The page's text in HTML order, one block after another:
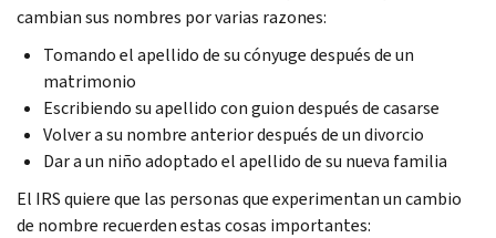
cambian sus nombres por varias razones:
Tomando el apellido de su cónyuge después de un
matrimonio
Escribiendo su apellido con guion después de casarse
Volver a su nombre anterior después de un divorcio
Dar a un niño adoptado el apellido de su nueva familia
El IRS quiere que las personas que experimentan un cambio
de nombre recuerden estas cosas importantes: